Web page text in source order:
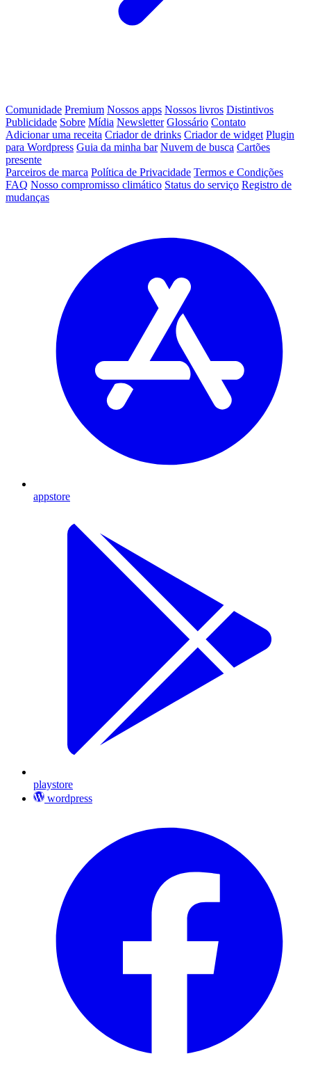
Comunidade Premium Nossos apps Nossos livros Distintivos
Publicidade Sobre Mídia Newsletter Glossário Contato
Adicionar uma receita Criador de drinks Criador de widget Plugin
para Wordpress Guia da minha bar Nuvem de busca Cartões
presente
Parceiros de marca Política de Privacidade Termos e Condições
FAQ Nosso compromisso climático Status do serviço Registro de
mudanças
appstore
playstore
wordpress